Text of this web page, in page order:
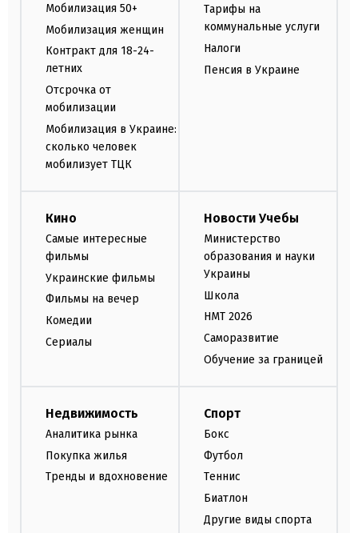
Мобилизация 50+
Мобилизация женщин
Контракт для 18-24-
летних
Отсрочка от
мобилизации
Мобилизация в Украине:
сколько человек
мобилизует ТЦК
Тарифы на
коммунальные услуги
Налоги
Пенсия в Украине
Кино
Самые интересные
фильмы
Украинские фильмы
Фильмы на вечер
Комедии
Сериалы
Новости Учебы
Министерство
образования и науки
Украины
Школа
НМТ 2026
Саморазвитие
Обучение за границей
Недвижимость
Аналитика рынка
Покупка жилья
Тренды и вдохновение
Спорт
Бокс
Футбол
Теннис
Биатлон
Другие виды спорта